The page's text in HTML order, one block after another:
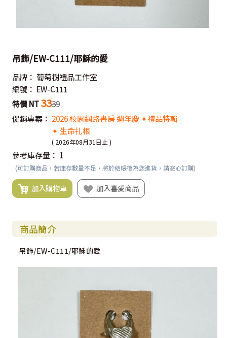
吊飾/EW-C111/耶穌的愛
品牌： 葡萄樹禮品工作室
編號： EW-C111
特價 NT 3339
促銷專案： 2026 校園網路書房 週年慶 ✦禮品特輯
✦ 生命扎根
( 2026年08月31日止 )
參考庫存量： 1
(可訂購商品，若庫存數量不足，將於結帳後為您進貨，請安心訂購)
加入購物車 加入喜愛商品
商品簡介
吊飾/EW-C111/耶穌的愛